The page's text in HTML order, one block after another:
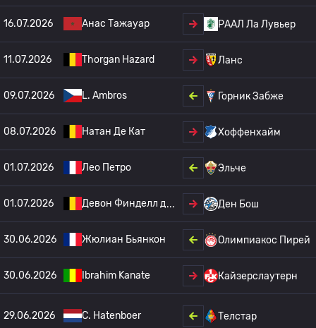
16.07.2026 Анас Тажауар РААЛ Ла Лувьер
11.07.2026 Thorgan Hazard Ланс
09.07.2026 L. Ambros Горник Забже
08.07.2026 Натан Де Кат Хоффенхайм
01.07.2026 Лео Петро Эльче
01.07.2026 Девон Финделл д Ден Бош
30.06.2026 Жюлиан Бьянкон Олимпиакос Пирей
30.06.2026 Ibrahim Kanate Кайзерслаутерн
29.06.2026 C. Hatenboer Телстар